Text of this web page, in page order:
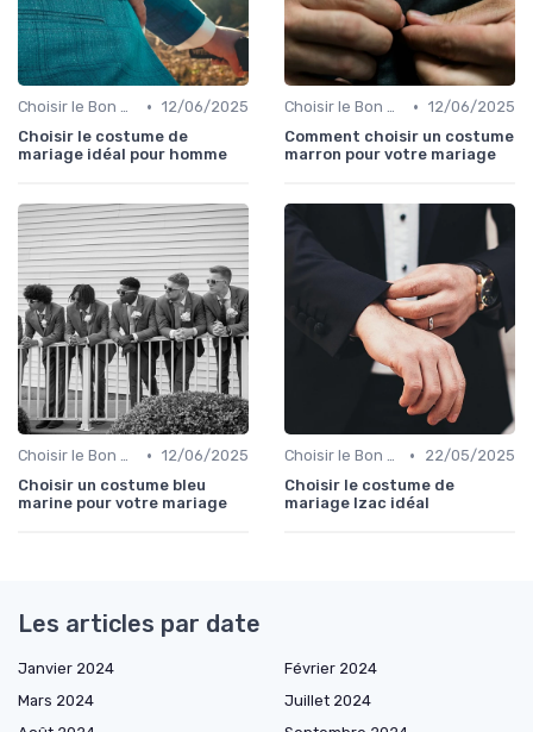
Choisir le Bon Costume • 12/06/2025
Choisir le costume de
mariage idéal pour homme
Choisir le Bon Costume • 12/06/2025
Comment choisir un costume
marron pour votre mariage
Choisir le Bon Costume • 12/06/2025
Choisir un costume bleu
marine pour votre mariage
Choisir le Bon Costume •
22/05/2025
Choisir le costume de
mariage Izac idéal
Les articles par date
Janvier 2024
Février 2024
Mars 2024
Juillet 2024